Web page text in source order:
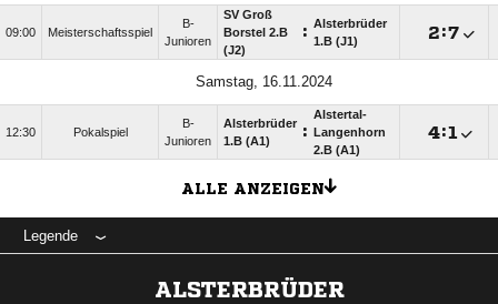
09:00 Meisterschaftsspiel
B-
Junioren
SV Groß
Borstel 2.B
(J2)
: Alsterbrüder
1.B (J1)
:
Samstag, 16.11.2024
12:30 Pokalspiel
B-
Junioren
Alsterbrüder
1.B (A1)
:
Alstertal-
Langenhorn
2.B (A1)
:
ALLE ANZEIGEN
Legende
ALSTERBRÜDER